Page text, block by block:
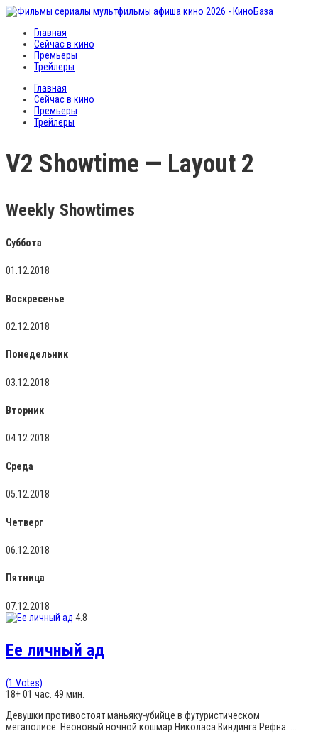
Главная
Сейчас в кино
Премьеры
Трейлеры
Главная
Сейчас в кино
Премьеры
Трейлеры
V2 Showtime — Layout 2
Weekly Showtimes
Суббота
01.12.2018
Воскресенье
02.12.2018
Понедельник
03.12.2018
Вторник
04.12.2018
Среда
05.12.2018
Четверг
06.12.2018
Пятница
07.12.2018
4.8
Ее личный ад
(1 Votes)
18+01 час. 49 мин.
Девушки противостоят маньяку-убийце в футуристическом
мегаполисе. Неоновый ночной кошмар Николаса Виндинга Рефна. ...